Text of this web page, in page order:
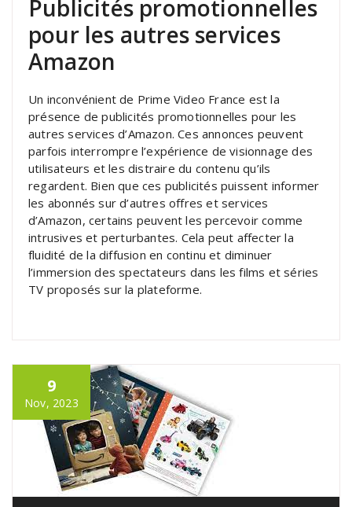
Publicités promotionnelles
pour les autres services
Amazon
Un inconvénient de Prime Video France est la
présence de publicités promotionnelles pour les
autres services d’Amazon. Ces annonces peuvent
parfois interrompre l’expérience de visionnage des
utilisateurs et les distraire du contenu qu’ils
regardent. Bien que ces publicités puissent informer
les abonnés sur d’autres offres et services
d’Amazon, certains peuvent les percevoir comme
intrusives et perturbantes. Cela peut affecter la
fluidité de la diffusion en continu et diminuer
l’immersion des spectateurs dans les films et séries
TV proposés sur la plateforme.
9
Nov, 2023